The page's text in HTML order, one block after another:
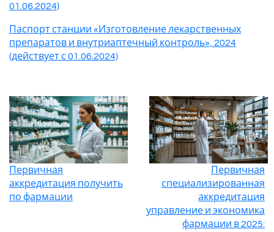
01.06.2024)
Паспорт станции «Изготовление лекарственных
препаратов и внутриаптечный контроль», 2024
(действует с 01.06.2024)
Первичная
аккредитация получить
по фармации
Первичная
специализированная
аккредитация
управление и экономика
фармации в 2025: